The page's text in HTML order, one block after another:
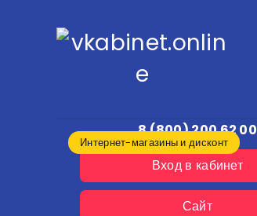
Интернет-магазины и дисконт
8 (800) 200 62 00
Вход в кабинет
Сайт